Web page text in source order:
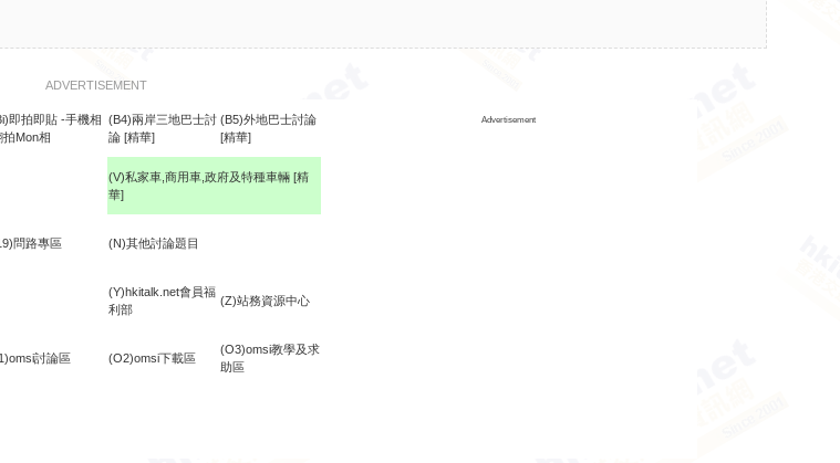
ADVERTISEMENT
即拍即貼 -手機相
拍Mon相
(B4)兩岸三地巴士討
論 [精華]
(B5)外地巴士討論
[精華]
Advertisement
(V)私家車,商用車,政府及特種車輛 [精
華]
問路專區 (N)其他討論題目
(Y)hkitalk.net會員福
利部
(Z)站務資源中心
討論區 (O2)omsi下載區
(O3)omsi教學及求
助區